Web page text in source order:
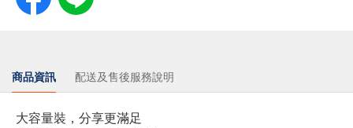
商品資訊 配送及售後服務說明
大容量裝，分享更滿足